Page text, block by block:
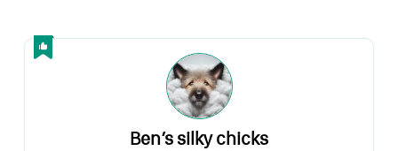
Ben’s silky chicks